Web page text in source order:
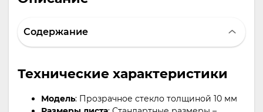
Содержание
Технические характеристики
Модель: Прозрачное стекло толщиной 10 мм